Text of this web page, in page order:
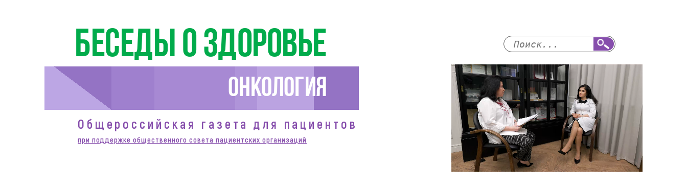
Беседы о здоровье
Онкология
Общероссийская газета для пациентов
при поддержке общественного совета пациентских организаций